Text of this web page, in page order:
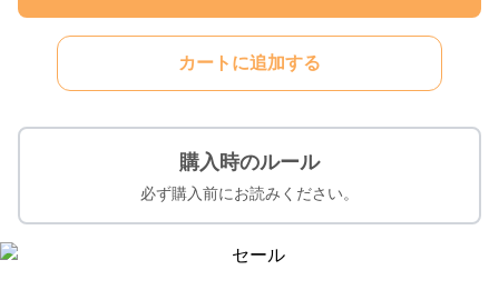
カートに追加する
購入時のルール
必ず購入前にお読みください。